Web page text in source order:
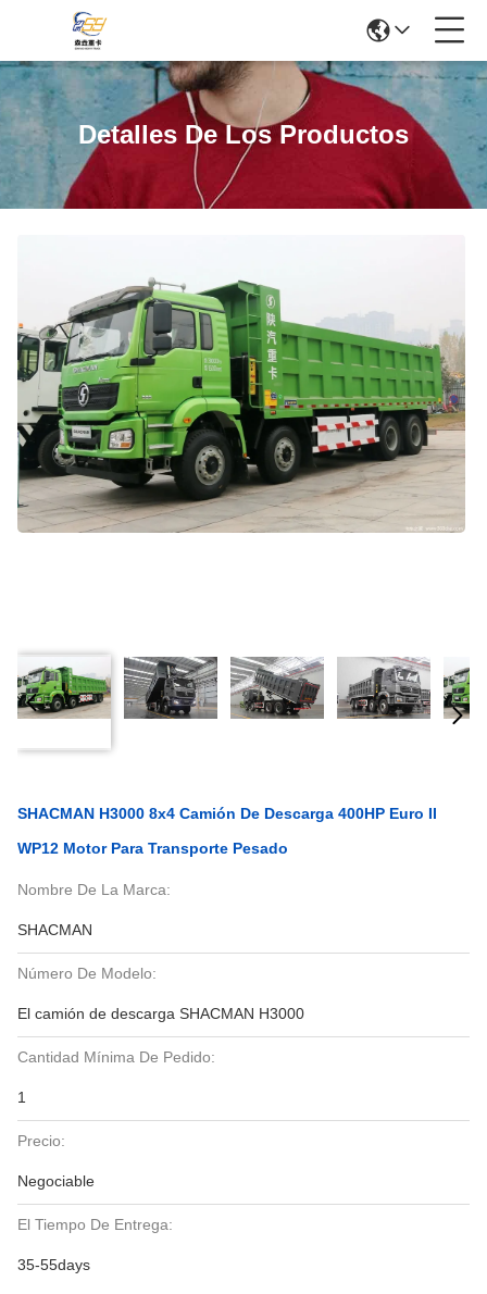
Detalles De Los Productos
SHACMAN H3000 8x4 Camión De Descarga 400HP Euro II
WP12 Motor Para Transporte Pesado
Nombre De La Marca:
SHACMAN
Número De Modelo:
El camión de descarga SHACMAN H3000
Cantidad Mínima De Pedido:
1
Precio:
Negociable
El Tiempo De Entrega:
35-55days